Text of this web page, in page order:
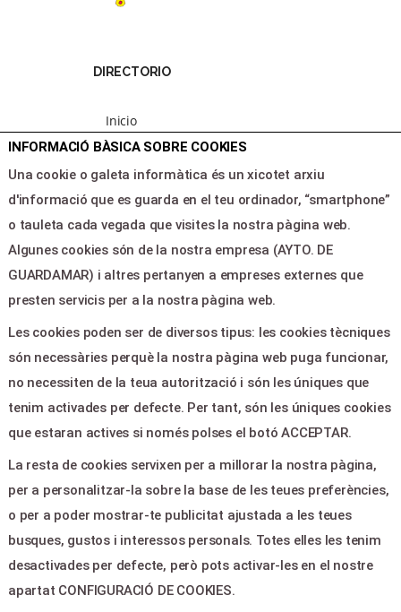
DIRECTORIO
Inicio
Programacion
Area clientes
Contacte
LEGAL & PAGOS
Ayuda
Aviso legal
Política de privacitat
Contactar
CONTACTE
Plaza de la Constitucion,5 -
Guardamar del Segura 03140
culturaguardamar@gmail.com
965728610
INFORMACIÓ BÀSICA SOBRE COOKIES
Una cookie o galeta informàtica és un xicotet arxiu
d'informació que es guarda en el teu ordinador, “smartphone”
o tauleta cada vegada que visites la nostra pàgina web.
Algunes cookies són de la nostra empresa (AYTO. DE
GUARDAMAR) i altres pertanyen a empreses externes que
presten servicis per a la nostra pàgina web.
Les cookies poden ser de diversos tipus: les cookies tècniques
són necessàries perquè la nostra pàgina web puga funcionar,
no necessiten de la teua autorització i són les úniques que
tenim activades per defecte. Per tant, són les úniques cookies
que estaran actives si només polses el botó ACCEPTAR.
La resta de cookies servixen per a millorar la nostra pàgina,
per a personalitzar-la sobre la base de les teues preferències,
o per a poder mostrar-te publicitat ajustada a les teues
busques, gustos i interessos personals. Totes elles les tenim
desactivades per defecte, però pots activar-les en el nostre
apartat CONFIGURACIÓ DE COOKIES.